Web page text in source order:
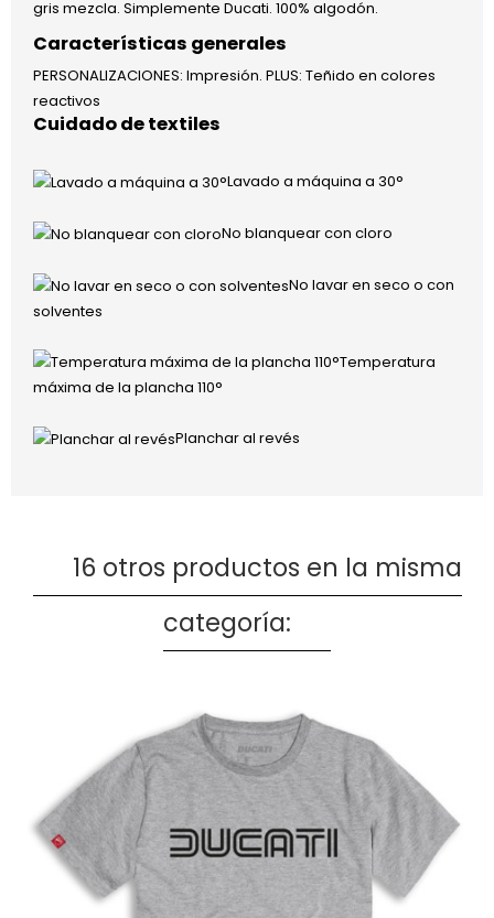
gris mezcla. Simplemente Ducati. 100% algodón.
Características generales
PERSONALIZACIONES: Impresión. PLUS: Teñido en colores
reactivos
Cuidado de textiles
Lavado a máquina a 30°
No blanquear con cloro
No lavar en seco o con
solventes
Temperatura
máxima de la plancha 110°
Planchar al revés
16 otros productos en la misma
categoría: